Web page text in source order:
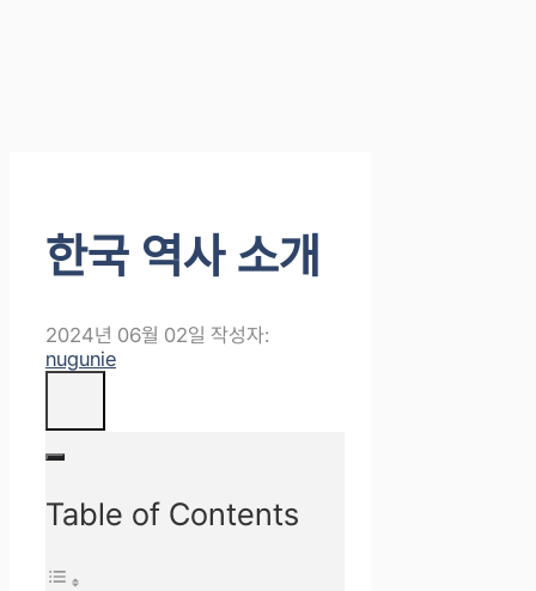
한국 역사 소개
2024년 06월 02일 작성자:
nugunie
Table of Contents